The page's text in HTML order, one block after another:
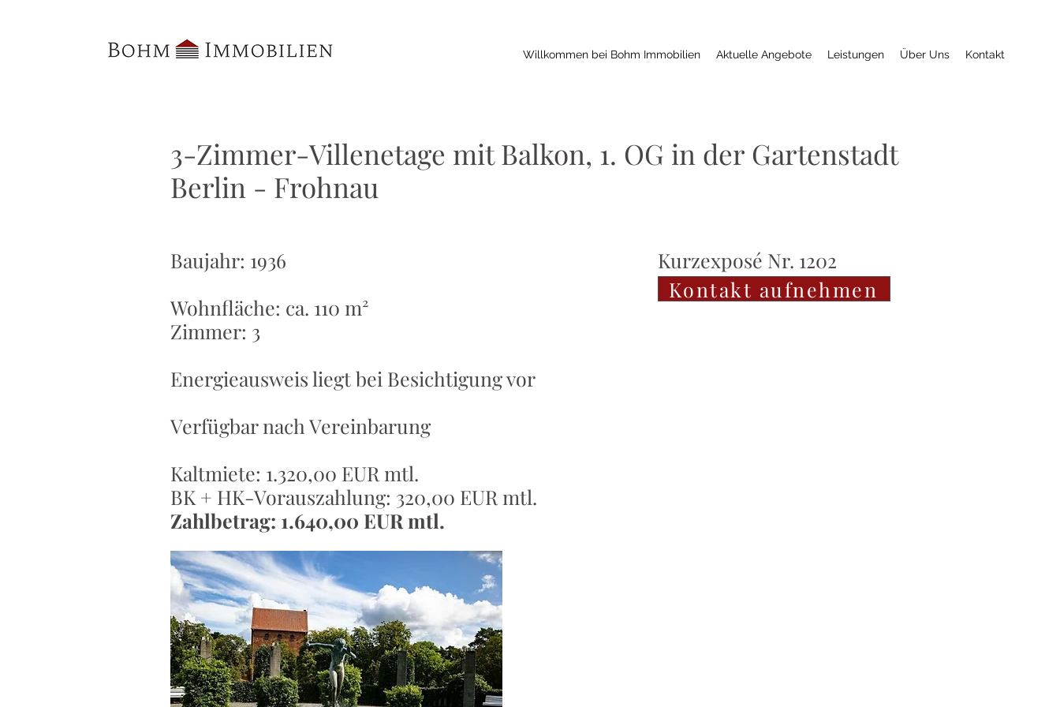
Willkommen bei Bohm Immobilien Aktuelle Angebote Leistungen Über Uns Kontakt
3-Zimmer-Villenetage mit Balkon, 1. OG in der Gartenstadt
Berlin - Frohnau
Baujahr: 1936
Wohnfläche: ca. 110 m²
Zimmer: 3
Energieausweis liegt bei Besichtigung vor
Verfügbar nach Vereinbarung
Kaltmiete: 1.320,00 EUR mtl.
BK + HK-Vorauszahlung: 320,00 EUR mtl.
Zahlbetrag: 1.640,00 EUR mtl.
Kurzexposé Nr. 1202
Kontakt aufnehmen